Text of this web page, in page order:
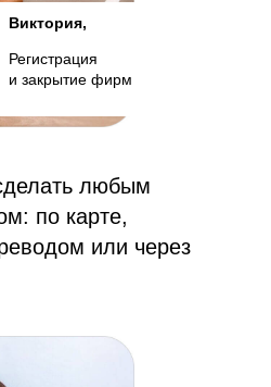
Виктория,
Регистрация
и закрытие фирм
любым
по карте,
или через